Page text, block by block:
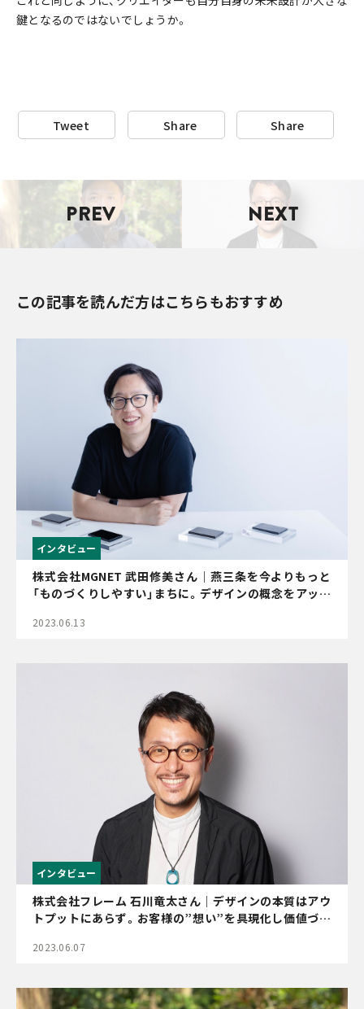
鍵となるのではないでしょうか。
Tweet Share Share
PREV NEXT
この記事を読んだ方はこちらもおすすめ
インタビュー
株式会社MGNET 武田修美さん｜燕三条を今よりもっと
「ものづくりしやすい」まちに。デザインの概念をアップ
2023.06.13
インタビュー
株式会社フレーム 石川竜太さん｜デザインの本質はアウ
トプットにあらず。お客様の”想い”を具現化し価値づく
2023.06.07